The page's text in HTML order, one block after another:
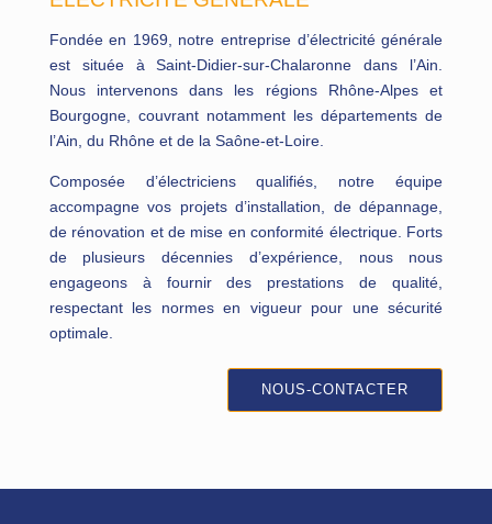
Fondée en 1969, notre entreprise d’électricité générale
est située à Saint-Didier-sur-Chalaronne dans l’Ain.
Nous intervenons dans les régions Rhône-Alpes et
Bourgogne, couvrant notamment les départements de
l’Ain, du Rhône et de la Saône-et-Loire.
Composée d’électriciens qualifiés, notre équipe
accompagne vos projets d’installation, de dépannage,
de rénovation et de mise en conformité électrique. Forts
de plusieurs décennies d’expérience, nous nous
engageons à fournir des prestations de qualité,
respectant les normes en vigueur pour une sécurité
optimale.
NOUS-CONTACTER